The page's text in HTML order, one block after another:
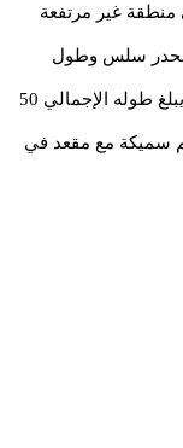
منطقة غير مرتفعة
سلس وطول
انحدار أمثل. ويكون هذا المنحدر بعرض 15 مترا ويبلغ طوله الإجمالي 50
من لوح يلقي في الموقع من 20 سم سميكة مع مقعد في